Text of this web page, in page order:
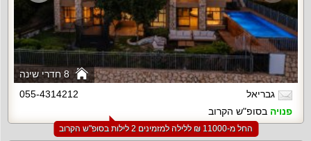
8 חדרי שינה
גבריאל
055-4314212
פנויה בסופ"ש הקרוב
החל מ-‏11000 ₪ ללילה למזמינים 2 לילות בסופ"ש הקרוב